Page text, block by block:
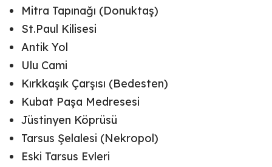
Mitra Tapınağı (Donuktaş)
St.Paul Kilisesi
Antik Yol
Ulu Cami
Kırkkaşık Çarşısı (Bedesten)
Kubat Paşa Medresesi
Jüstinyen Köprüsü
Tarsus Şelalesi (Nekropol)
Eski Tarsus Evleri